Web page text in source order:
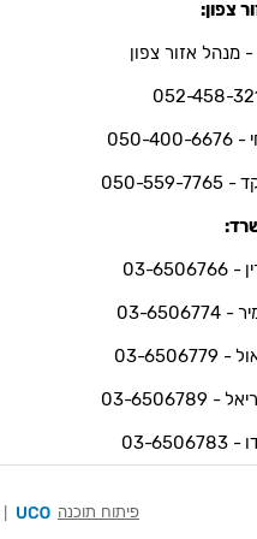
צפון:
- מנהל אזור צפון
052-458-
6676
559-7765
6506766
6506774
6506779
- 03-6506789
6506783
פיתוח תוכנה